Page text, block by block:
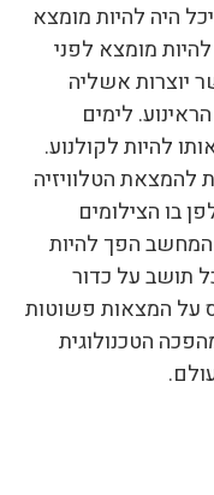
היה להיות מומצא
מומצא לפני
יוצרות אשליה
לימים
להיות לקולנוע.
הטלוויזיה
בו הצילומים
הפך להיות
תושב על כדור
על המצאות פשוטות
הטכנולוגית